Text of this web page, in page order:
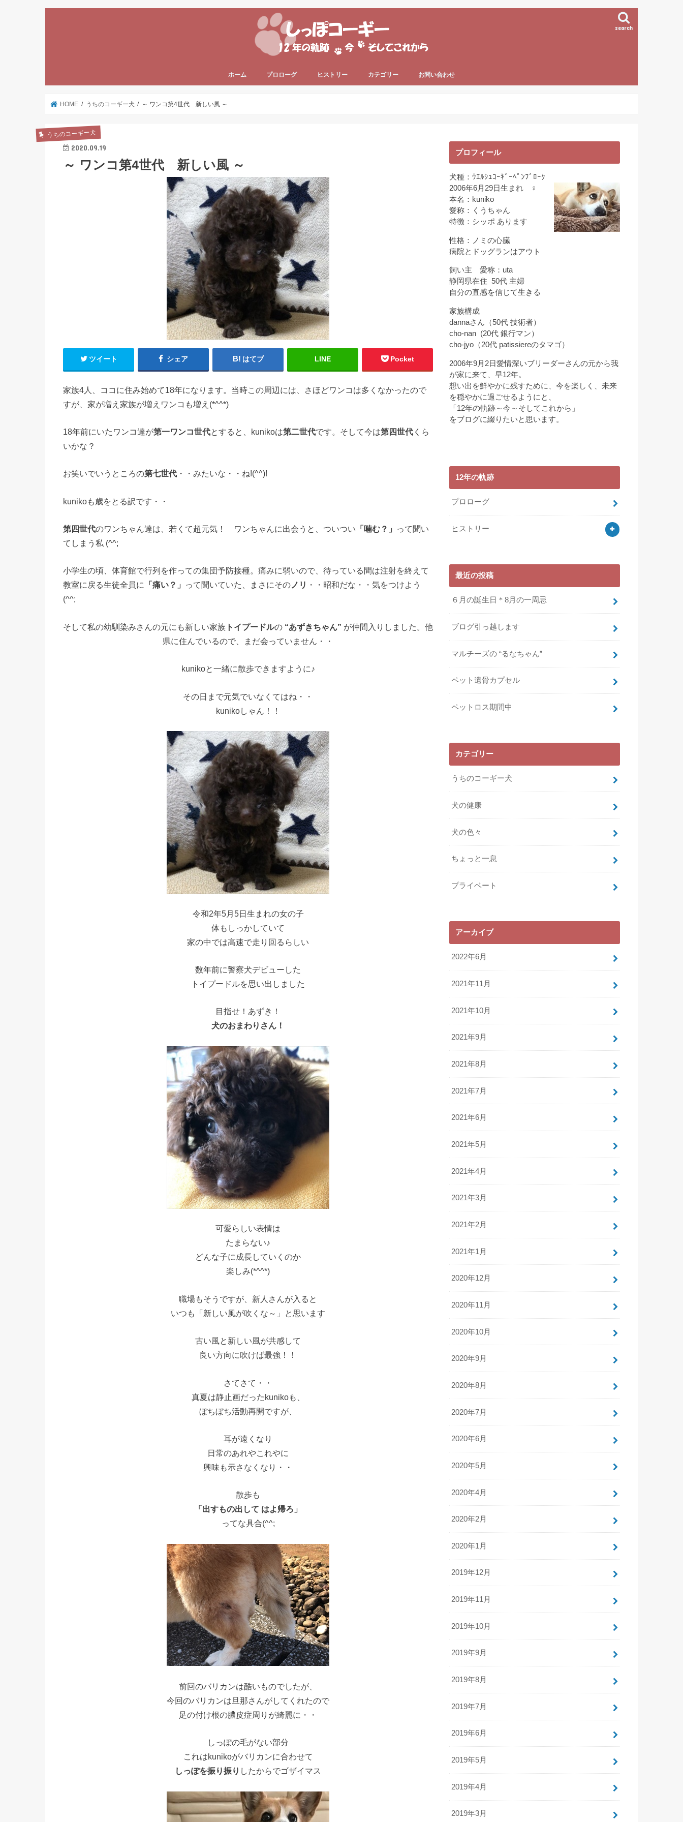
search
ホーム プロローグ ヒストリー カテゴリー お問い合わせ
HOME うちのコーギー犬 ～ ワンコ第4世代 新しい風 ～
うちのコーギー犬
2020.09.19
～ ワンコ第4世代 新しい風 ～
ツイート シェア はてブ LINE Pocket
家族4人、ココに住み始めて18年になります。当時この周辺には、さほどワンコは多くなかったので
すが、家が増え家族が増えワンコも増え(*^^*)
18年前にいたワンコ達が第一ワンコ世代とすると、kunikoは第二世代です。そして今は第四世代 くら
いかな？
お笑いでいうところの第七世代 ・・みたいな・・ね!(^^)!
kunikoも歳をとる訳です・・
第四世代のワンちゃん達は、若くて超元気！ ワンちゃんに出会うと、ついつい 「噛む？」
って聞い
てしまう私 (^^;
小学生の頃、体育館で行列を作っての集団予防接種。痛みに弱いので、待っている間は注射を終えて
教室に戻る生徒全員に
「痛い？」 って聞いていた、まさにその ノリ ・・昭和だな・・気をつけよう
(^^;
そして私の幼馴染みさんの元にも新しい家族 トイプードルの “あずきちゃん” が仲間入りしました。他
県に住んでいるので、まだ会っていません・・
kunikoと一緒に散歩できますように♪
その日まで元気でいなくてはね・・
kunikoしゃん！！
令和2年5月5日生まれの女の子
体もしっかしていて
家の中では高速で走り回るらしい
数年前に警察犬デビューした
トイプードルを思い出しました
目指せ！あずき！
犬のおまわりさん！
可愛らしい表情は
たまらない♪
どんな子に成長していくのか
楽しみ(*^^*)
職場もそうですが、新人さんが入ると
いつも「新しい風が吹くな～」と思います
古い風と新しい風が共感して
良い方向に吹けば最強！！
さてさて・・
真夏は静止画だったkunikoも、
ぼちぼち活動再開ですが、
耳が遠くなり
日常のあれやこれやに
興味も示さなくなり・・
散歩も
「出すもの出して はよ帰ろ」
ってな具合(^^;
前回のバリカンは酷いものでしたが、
今回のバリカンは旦那さんがしてくれたので
足の付け根の膿皮症周りが綺麗に・・
しっぽの毛がない部分
これはkunikoがバリカンに合わせて
しっぽを振り振り したからでゴザイマス
プロフィール
犬種：ｳｴﾙｼｭｺｰｷﾞｰﾍﾟﾝﾌﾞﾛｰｸ
2006年6月29日生まれ ♀
本名：kuniko
愛称：くうちゃん
特徴：シッポ あります
性格：ノミの心臓
病院とドッグランはアウト
飼い主 愛称：uta
静岡県在住 50代 主婦
自分の直感を信じて生きる
家族構成
dannaさん（50代 技術者）
cho-nan (20代 銀行マン）
cho-jyo（20代 patissiereのタマゴ）
2006年9月2日愛情深いブリーダーさんの元から我
が家に来て、早12年。
想い出を鮮やかに残すために、今を楽しく、未来
を穏やかに過ごせるようにと、
「12年の軌跡～今～そしてこれから」
をブログに綴りたいと思います。
12年の軌跡
プロローグ
ヒストリー
最近の投稿
６月の誕生日＊8月の一周忌
ブログ引っ越します
マルチーズの “るなちゃん”
ペット遺骨カプセル
ペットロス期間中
カテゴリー
うちのコーギー犬
犬の健康
犬の色々
ちょっと一息
プライベート
アーカイブ
2022年6月
2021年11月
2021年10月
2021年9月
2021年8月
2021年7月
2021年6月
2021年5月
2021年4月
2021年3月
2021年2月
2021年1月
2020年12月
2020年11月
2020年10月
2020年9月
2020年8月
2020年7月
2020年6月
2020年5月
2020年4月
2020年2月
2020年1月
2019年12月
2019年11月
2019年10月
2019年9月
2019年8月
2019年7月
2019年6月
2019年5月
2019年4月
2019年3月